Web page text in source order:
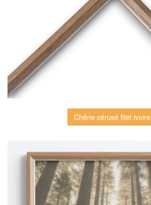
Chêne cérusé filet ivoire